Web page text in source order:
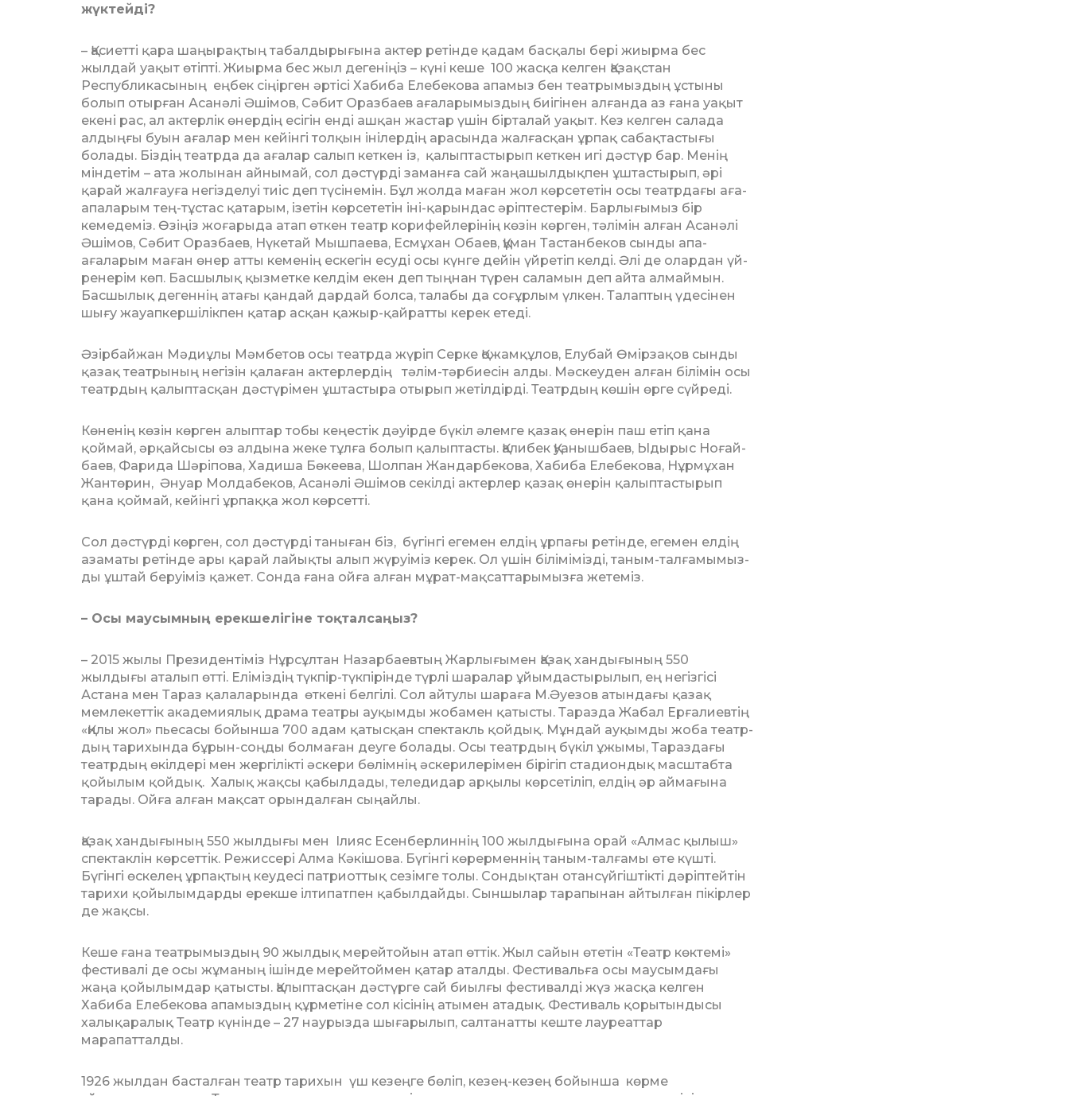
жүктейді?
– Қасиетті қара шаңырақтың табал­ды­рығына актер ретінде қадам басқалы бері жиырма бес
жылдай уақыт өтіпті. Жиырма бес жыл дегеніңіз – күні кеше 100 жасқа келген Қазақстан
Республика­сы­ның еңбек сіңірген әртісі Хабиба Еле­­бе­кова апамыз бен театрымыздың ұс­тыны
болып отырған Асанәлі Әшімов, Сәбит Оразбаев ағаларымыздың биігі­нен алғанда аз ғана уақыт
екені рас, ал актерлік өнердің есігін енді ашқан жас­тар үшін бірталай уақыт. Кез келген салада
алдыңғы буын ағалар мен кейінгі толқын інілердің арасында жалғасқан ұрпақ сабақтастығы
болады. Біздің театрда да ағалар салып кеткен із, қа­лып­­­тас­тырып кеткен игі дәстүр бар. Менің
міндетім – ата жолынан айнымай, сол дәстүрді заманға сай жаңашыл­дықпен ұштастырып, әрі
қарай жалғауға негіз­де­луі тиіс деп түсінемін. Бұл жолда ма­ған жол көрсететін осы театрдағы аға-
апаларым тең-тұстас қатарым, ізетін көрсететін іні-қарындас әріптестерім. Барлығымыз бір
кемедеміз. Өзіңіз жо­ға­ры­да атап өткен театр корифейлерінің көзін көрген, тәлімін алған Асанәлі
Әші­мов, Сәбит Оразбаев, Нүкетай Мыш­паева, Есмұхан Обаев, Құман Тас­танбеков сынды апа-
ағаларым маған өнер атты кеменің ескегін есуді осы күн­ге дейін үйретіп келді. Әлі де олардан үй­
ренерім көп. Басшылық қызметке келдім екен деп тыңнан түрен саламын деп айта алмаймын.
Басшылық дегеннің атағы қандай дардай болса, талабы да соғұрлым үлкен. Талаптың үдесінен
шығу жауапкершілікпен қатар асқан қажыр-қайратты керек етеді.
Әзірбайжан Мәдиұлы Мәмбетов осы театрда жүріп Серке Қожамқұлов, Елубай Өмірзақов сынды
қазақ театрының негізін қалаған актерлердің тәлім-тәр­бие­сін алды. Мәскеуден алған білімін осы
театрдың қалыптасқан дәстүрімен ұштастыра отырып жетілдірді. Театрдың көшін өрге сүйреді.
Көненің көзін көрген алыптар тобы кеңестік дәуірде бүкіл әлемге қазақ өне­рін паш етіп қана
қоймай, әрқайсысы өз алдына жеке тұлға болып қалыптасты. Қалибек Қуанышбаев, Ыдырыс Ноғай­
баев, Фарида Шәріпова, Хадиша Бө­ке­ева, Шолпан Жандарбекова, Хабиба Елебекова, Нұрмұхан
Жантөрин, Әнуар Молдабеков, Асанәлі Әшімов секілді актерлер­ қазақ өнерін қалыптасты­рып
қана қоймай, кейінгі ұрпаққа жол көрсетті.
Сол дәстүрді көрген, сол дәстүрді та­ныған біз, бүгінгі егемен елдің ұрпағы ретінде, егемен елдің
азаматы ретінде ары қарай лайықты алып жүруіміз керек. Ол үшін білімімізді, таным-талға­мы­­мыз­
ды ұштай беруіміз қажет. Сонда ғана ойға алған мұрат-мақсаттарымызға же­теміз.
– Осы маусымның ерекшелігіне тоқ­тал­саңыз?
– 2015 жылы Президентіміз Нұрсұл­тан Назарбаевтың Жарлығымен Қазақ хандығының 550
жылдығы аталып өтті. Еліміздің түкпір-түкпірінде түр­лі шара­лар ұйымдастырылып, ең не­гіз­гісі
Астана мен Тараз қалаларында өт­кені бел­гілі. Сол айтулы шараға М.Әуезов атын­­да­ғы қазақ
мемлекеттік академия­лық драма театры ауқымды жобамен қатысты. Таразда Жабал Ерғалиевтің
«Қилы жол» пьесасы бойынша 700 адам қатысқан спектакль қойдық. Мұндай ауқымды жоба театр­
дың тарихында бұрын-соңды болмаған деуге болады. Осы театрдың бүкіл ұжы­мы, Тараздағы
театрдың өкіл­дері мен жергілікті әскери бөлімнің әске­рилері­мен бірігіп стадиондық масштабта
қойы­лым қойдық. Халық жақсы қабыл­дады, теледидар арқылы көрсеті­ліп, елдің әр аймағына
тарады. Ойға алған мақсат орындалған сыңайлы.
Қазақ хандығының 550 жылдығы мен Ілияс Есенберлиннің 100 жылды­ғы­на орай «Алмас қылыш»
спектаклін көрсеттік. Режиссері Алма Кәкішова. Бү­гінгі көрерменнің таным-талғамы өте күшті.
Бүгінгі өскелең ұрпақтың кеудесі патриоттық сезімге толы. Сондықтан отан­сүйгіштікті дәріптейтін
тарихи қойылымдарды ерекше ілтипатпен қа­был­дайды. Сыншылар тарапынан ай­тыл­ған пікірлер
де жақсы.
Кеше ғана театрымыздың 90 жылдық мерейтойын атап өттік. Жыл сайын өте­тін «Театр көктемі»
фестивалі де осы жұманың ішінде мерейтоймен қатар атал­ды. Фестивальға осы маусымдағы
жаңа қойылымдар қатысты. Қалып­тас­қан дәстүрге сай биылғы фестивалді жүз жасқа келген
Хабиба Елебекова апамыз­дың құрметіне сол кісінің атымен ата­дық. Фестиваль қорытындысы
халық­ара­лық Театр күнінде – 27 наурызда шы­ға­рылып, салтанатты кеште лауреаттар
марапатталды.
1926 жылдан басталған театр тарихын үш кезеңге бөліп, кезең-кезең бой­ын­ша көрме